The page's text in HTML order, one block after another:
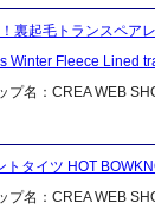
裏起毛トランスペア
Winter Fleece Lined
プ名：CREA WEB
トタイツ HOT
プ名：CREA WEB